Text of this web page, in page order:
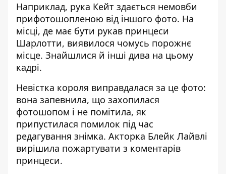
Наприклад, рука Кейт здається немовби
прифотошопленою від іншого фото. На
місці, де має бути рукав принцеси
Шарлотти, виявилося чомусь порожнє
місце. Знайшлися й інші дива на цьому
кадрі.
Невістка короля виправдалася за це фото:
вона запевнила, що захопилася
фотошопом і не помітила, як
припустилася помилок під час
редагування знімка. Акторка Блейк Лайвлі
вирішила пожартувати з коментарів
принцеси.